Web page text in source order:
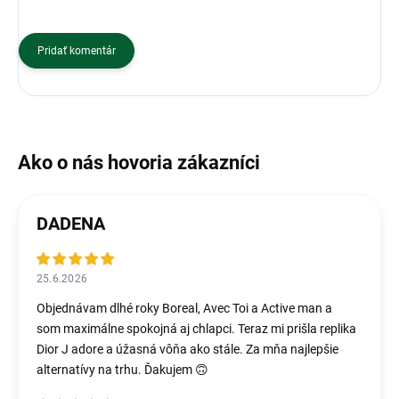
Pridať komentár
DADENA
25.6.2026
Objednávam dlhé roky Boreal, Avec Toi a Active man a
som maximálne spokojná aj chlapci. Teraz mi prišla replika
Dior J adore a úžasná vôňa ako stále. Za mňa najlepšie
alternatívy na trhu. Ďakujem 🙃